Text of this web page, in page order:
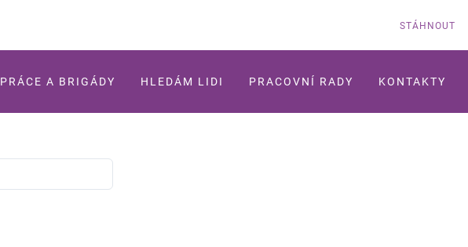
STÁHNOUT
PRÁCE A BRIGÁDY HLEDÁM LIDI PRACOVNÍ RADY KONTAKTY